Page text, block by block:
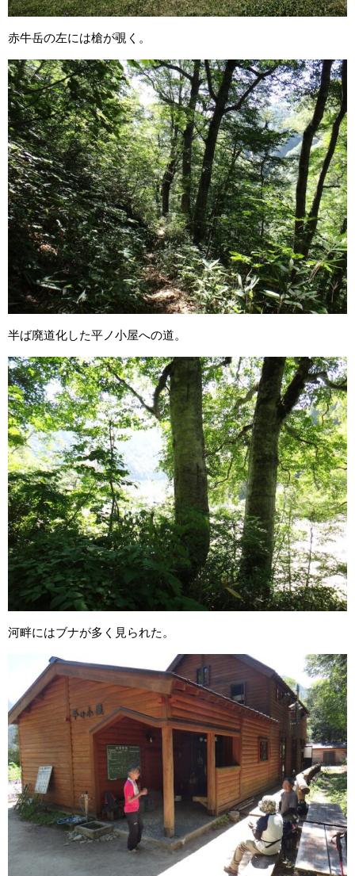
赤牛岳の左には槍が覗く。
半ば廃道化した平ノ小屋への道。
河畔にはブナが多く見られた。